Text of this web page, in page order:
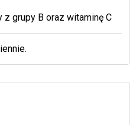
grupy B oraz witaminę C